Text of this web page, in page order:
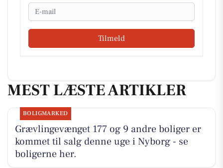
Email
Tilmeld
MEST LÆSTE ARTIKLER
BOLIGMARKED
Grævlingevænget 177 og 9 andre boliger er
kommet til salg denne uge i Nyborg - se
boligerne her.